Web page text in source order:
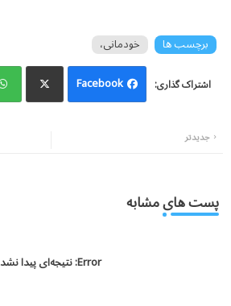
برچسب ها
خودمانی،
Facebook
جدیدتر
پست های مشابه
Error: نتیجه‌ای پیدا نشد